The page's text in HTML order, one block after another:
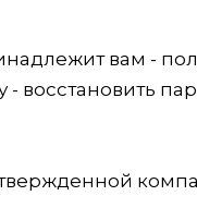
вам -
- восстановить